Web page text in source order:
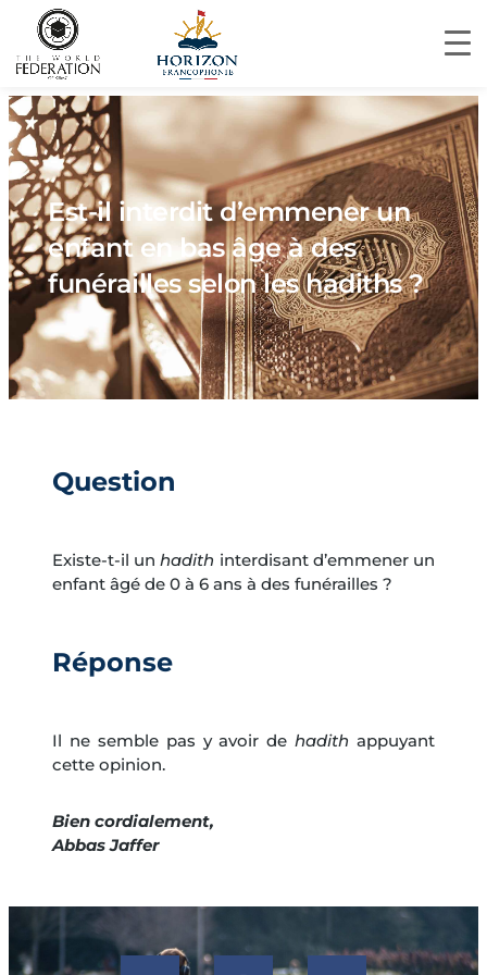
Est-il interdit d’emmener un
enfant en bas âge à des
funérailles selon les hadiths ?
Question
Existe-t-il unhadith interdisant d’emmener un
enfant âgé de 0 à 6 ans à des funérailles ?
Réponse
Il ne semble pas y avoir dehadith appuyant
cette opinion.
Bien cordialement,
Abbas Jaffer